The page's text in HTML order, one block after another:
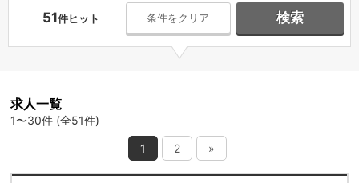
51件ヒット 条件をクリア 検索
求人一覧
1〜30件 (全51件)
1 2 »